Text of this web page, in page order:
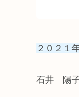
２０２１
石井 陽